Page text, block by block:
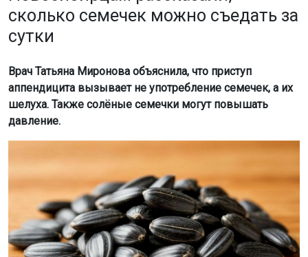
сколько семечек можно съедать за
сутки
Врач Татьяна Миронова объяснила, что приступ
аппендицита вызывает не употребление семечек, а их
шелуха. Также солёные семечки могут повышать
давление.